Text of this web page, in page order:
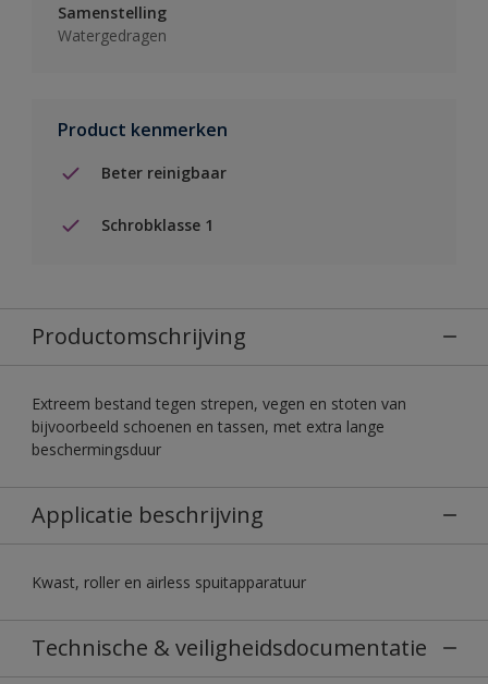
Samenstelling
Watergedragen
Product kenmerken
Beter reinigbaar
Schrobklasse 1
Productomschrijving
Extreem bestand tegen strepen, vegen en stoten van
bijvoorbeeld schoenen en tassen, met extra lange
beschermingsduur
Applicatie beschrijving
Kwast, roller en airless spuitapparatuur
Technische & veiligheidsdocumentatie